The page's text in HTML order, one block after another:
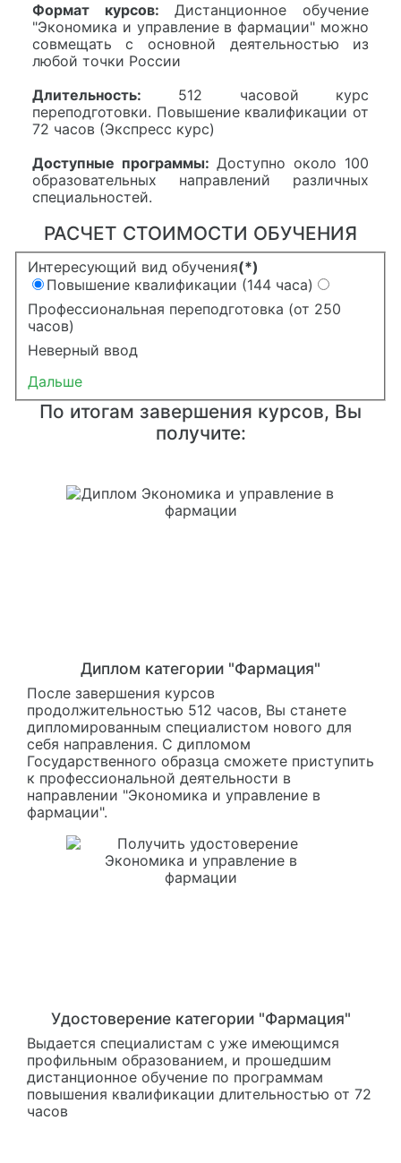
Формат курсов: Дистанционное обучение
"Экономика и управление в фармации" можно
совмещать с основной деятельностью из
любой точки России
Длительность: 512 часовой курс
переподготовки. Повышение квалификации от
72 часов (Экспресс курс)
Доступные программы: Доступно около 100
образовательных направлений различных
специальностей.
РАСЧЕТ СТОИМОСТИ ОБУЧЕНИЯ
Интересующий вид обучения(*)
Повышение квалификации (144 часа)
Профессиональная переподготовка (от 250
часов)
Неверный ввод
Дальше
По итогам завершения курсов, Вы
получите:
Диплом категории "Фармация"
После завершения курсов
продолжительностью 512 часов, Вы станете
дипломированным специалистом нового для
себя направления. С дипломом
Государственного образца сможете приступить
к профессиональной деятельности в
направлении "Экономика и управление в
фармации".
Удостоверение категории "Фармация"
Выдается специалистам с уже имеющимся
профильным образованием, и прошедшим
дистанционное обучение по программам
повышения квалификации длительностью от 72
часов